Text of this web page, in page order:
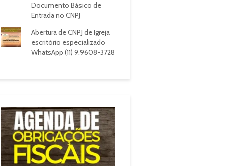
Documento Básico de
Entrada no CNPJ
Abertura de CNPJ de Igreja
escritório especializado
WhatsApp (11) 9.9608-3728